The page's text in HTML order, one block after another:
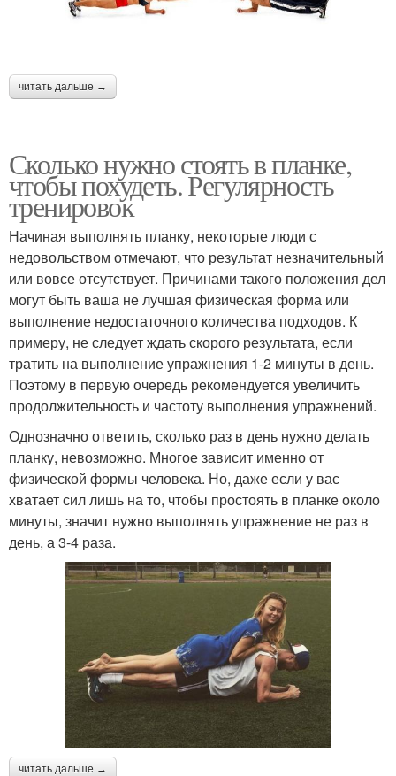
читать дальше →
Сколько нужно стоять в планке,
чтобы похудеть. Регулярность
тренировок
Начиная выполнять планку, некоторые люди с
недовольством отмечают, что результат незначительный
или вовсе отсутствует. Причинами такого положения дел
могут быть ваша не лучшая физическая форма или
выполнение недостаточного количества подходов. К
примеру, не следует ждать скорого результата, если
тратить на выполнение упражнения 1-2 минуты в день.
Поэтому в первую очередь рекомендуется увеличить
продолжительность и частоту выполнения упражнений.
Однозначно ответить, сколько раз в день нужно делать
планку, невозможно. Многое зависит именно от
физической формы человека. Но, даже если у вас
хватает сил лишь на то, чтобы простоять в планке около
минуты, значит нужно выполнять упражнение не раз в
день, а 3-4 раза.
читать дальше →